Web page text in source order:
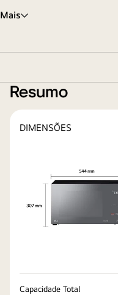
Mais
Resumo
DIMENSÕES
Capacidade Total